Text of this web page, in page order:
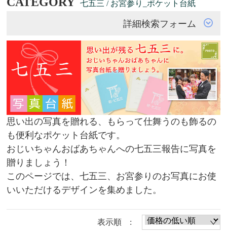
七五三 / お宮参り_ポケット台紙
詳細検索フォーム
思い出の写真を贈れる、もらって仕舞うのも飾るの
も便利なポケット台紙です。
おじいちゃんおばあちゃんへの七五三報告に写真を
贈りましょう！
このページでは、七五三、お宮参りのお写真にお使
いいただけるデザインを集めました。
表示順 :